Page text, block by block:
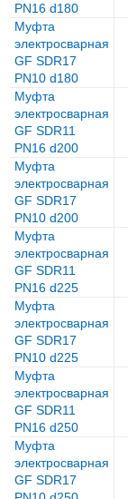
PN16 d180
Муфта
электросварная
GF SDR17
PN10 d180
Муфта
электросварная
GF SDR11
PN16 d200
Муфта
электросварная
GF SDR17
PN10 d200
Муфта
электросварная
GF SDR11
PN16 d225
Муфта
электросварная
GF SDR17
PN10 d225
Муфта
электросварная
GF SDR11
PN16 d250
Муфта
электросварная
GF SDR17